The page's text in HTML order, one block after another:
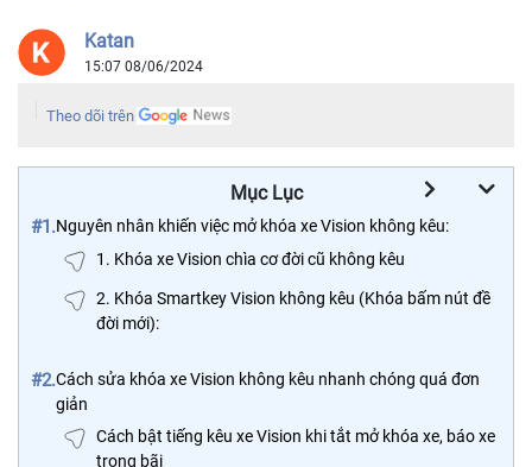
Katan
15:07 08/06/2024
Theo dõi trên
Mục Lục
#1.Nguyên nhân khiến việc mở khóa xe Vision không kêu:
1. Khóa xe Vision chìa cơ đời cũ không kêu
2. Khóa Smartkey Vision không kêu (Khóa bấm nút đề
đời mới):
#2.Cách sửa khóa xe Vision không kêu nhanh chóng quá đơn
giản
Cách bật tiếng kêu xe Vision khi tắt mở khóa xe, báo xe
trong bãi